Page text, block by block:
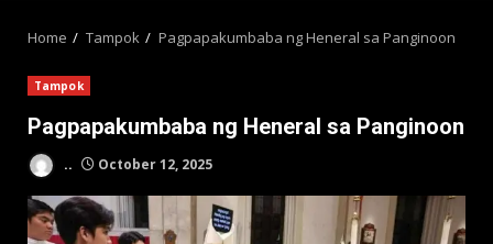
Home Tampok Pagpapakumbaba ng Heneral sa Panginoon
Tampok
Pagpapakumbaba ng Heneral sa Panginoon
.. October 12, 2025